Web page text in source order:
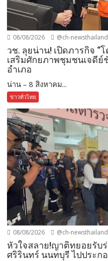
08/08/2026 @ch-
วช. ลุยน่าน! เปิดภารกิจ “
เสริมศักยภาพชุมชนเจดีย์
อำเภอ
น่าน – 8 สิงหาคม...
ข่าวทั่วไทย
08/08/2026 @ch-
หัวใจสลาย!ญาติทยอยรับร่
ศริรินทร์ นนทบุรี ไปประก